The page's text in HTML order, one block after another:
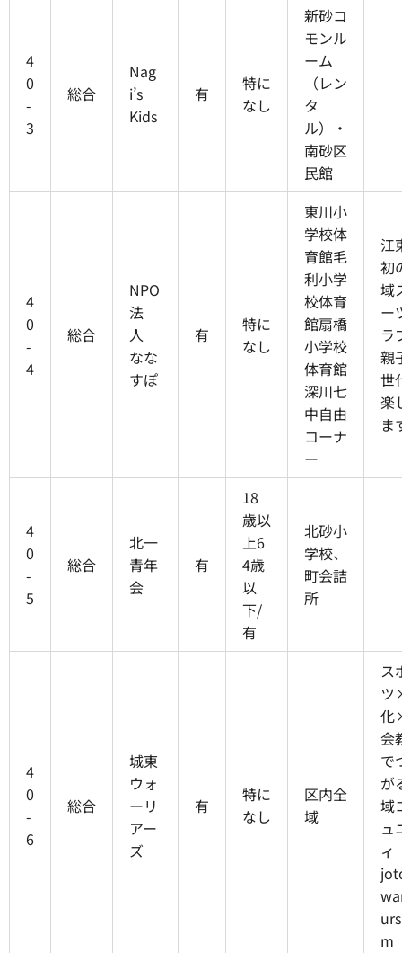
4
0
-
3
総合
Nag
i’s
Kids
有
特に
なし
新砂コ
モンル
ーム
（レン
タ
ル）・
南砂区
民館
4
0
-
4
総合
NPO
法
人
なな
すぽ
有
特に
なし
東川小
学校体
育館毛
利小学
校体育
館扇橋
小学校
体育館
深川七
中自由
コーナ
ー
江
初
域
ー
ラ
親
世
楽
ま
4
0
-
5
総合
北一
青年
会
有
18
歳以
上6
4歳
以
下/
有
北砂小
学校、
町会詰
所
4
0
-
6
総合
城東
ウォ
ーリ
アー
ズ
有
特に
なし
区内全
域
ス
ツ
化
会
で
が
域
ュ
ィ
m